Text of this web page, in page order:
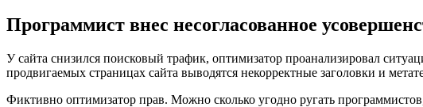
Программист внес несогласованное
У сайта снизился поисковый трафик, оптимизатор проанализировал
продвигаемых страницах сайта выводятся некорректные заголовки и
Фиктивно оптимизатор прав. Можно сколько угодно ругать